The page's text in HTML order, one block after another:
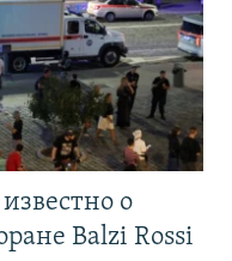
о
Balzi Rossi